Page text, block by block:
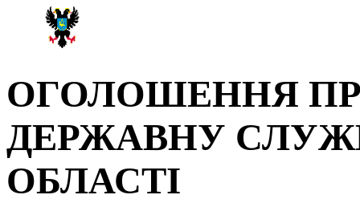
ОГОЛОШЕННЯ
ДЕРЖАВНУ
ОБЛАСТІ